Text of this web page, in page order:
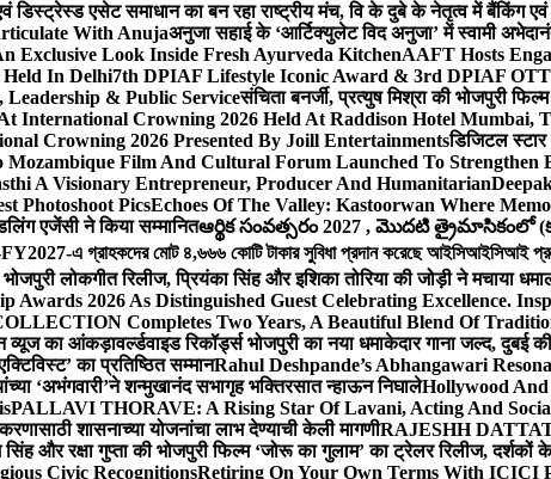
डिस्ट्रेस्ड एसेट समाधान का बन रहा राष्ट्रीय मंच, वि के दुबे के नेतृत्व में बैंकिंग
With Anujaअनुजा सहाई के ‘आर्टिक्युलेट विद अनुजा’ में स्वामी
Exclusive Look Inside Fresh Ayurveda KitchenAAFT Hosts
Held In Delhi7th DPIAF Lifestyle Iconic Award & 3rd DPIAF
Leadership & Public Serviceसंचिता बनर्जी, प्रत्युष मिश्रा की भोजपुरी
International Crowning 2026 Held At Raddison Hotel Mumbai,
Crowning 2026 Presented By Joill Entertainmentsडिजिटल स्टार
Mozambique Film And Cultural Forum Launched To Strengthen
A Visionary Entrepreneur, Producer And Humanitarian
Photoshoot PicsEchoes Of The Valley: Kastoorwan Where
एजेंसी ने किया सम्मानितఆర్థిక సంవత్సరం 2027 , మొదటి త్రైమాసికంలో
এ গ্রাহকদের মোট ৪,৬৬৬ কোটি টাকার সুবিধা প্রদান করেছে আইসিআইসিআই
लोकगीत रिलीज, प्रियंका सिंह और इशिका तोरिया की जोड़ी ने मचाया
Awards 2026 As Distinguished Guest Celebrating Excellence.
Completes Two Years, A Beautiful Blend Of
व्यूज का आंकड़ावर्ल्डवाइड रिकॉर्ड्स भोजपुरी का नया धमाकेदार गाना जल्द,
का प्रतिष्ठित सम्मानRahul Deshpande’s Abhangawari
‘अभंगवारी’ने शन्मुखानंद सभागृह भक्तिरसात न्हाऊन निघालेHollywood
PALLAVI THORAVE: A Rising Star Of Lavani, Acting And
शासनाच्या योजनांचा लाभ देण्याची केली मागणीRAJESHH
और रक्षा गुप्ता की भोजपुरी फिल्म ‘जोरू का गुलाम’ का ट्रेलर रिलीज, दर्शकों
Civic RecognitionsRetiring On Your Own Terms With ICICI